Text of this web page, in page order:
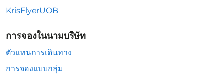
KrisFlyerUOB
การจองในนามบริษัท
ตัวแทนการเดินทาง
การจองแบบกลุ่ม